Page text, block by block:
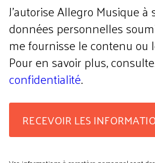
J'autorise Allegro Musique
données personnelles
me fournisse le contenu ou
Pour en savoir plus,
confidentialité.